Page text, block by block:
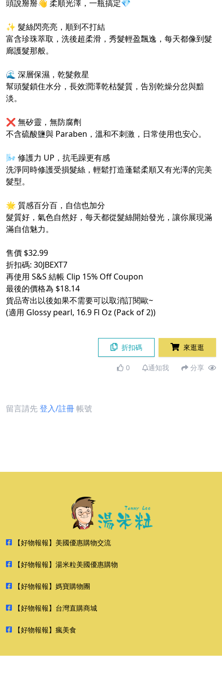
頭說掰掰👋 柔順光澤，一瓶搞定💎
✨ 髮絲閃亮亮，順到不打結
富含珍珠萃取，洗後超柔滑，秀髮輕盈飄逸，每天都像到髮
廊護髮那般。
🌊 深層保濕，乾髮救星
幫頭髮鎖住水分，長效潤澤乾枯髮質，告別乾燥分岔與黯
淡。
❌ 無矽靈，無防腐劑
不含硫酸鹽與 Paraben，溫和不刺激，日常使用也安心。
🌬️ 修護力 UP，抗毛躁更有感
洗淨同時修護受損髮絲，輕鬆打造蓬鬆柔順又有光澤的完美
髮型。
🌟 質感百分百，自信也加分
髮質好，氣色自然好，每天都從髮絲開始發光，讓你展現滿
滿自信魅力。
售價 $32.99
折扣碼: 30JBEXT7
再使用 S&S 結帳 Clip 15% Off Coupon
最後的價格為 $18.14
貨品寄出以後如果不需要可以取消訂閱歐~
(適用 Glossy pearl, 16.9 Fl Oz (Pack of 2))
折扣碼 來逛逛
0 通知我 分享
留言請先登入/註冊帳號
【好物報報】美國優惠購物交流
【好物報報】湯米粒美國優惠購物
【好物報報】媽寶購物團
【好物報報】台灣直購商城
【好物報報】瘋美食